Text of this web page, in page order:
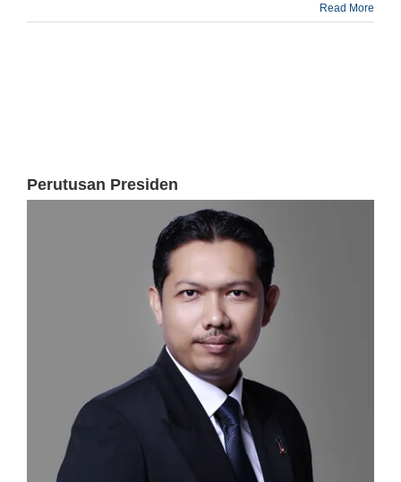
Read More
Perutusan Presiden